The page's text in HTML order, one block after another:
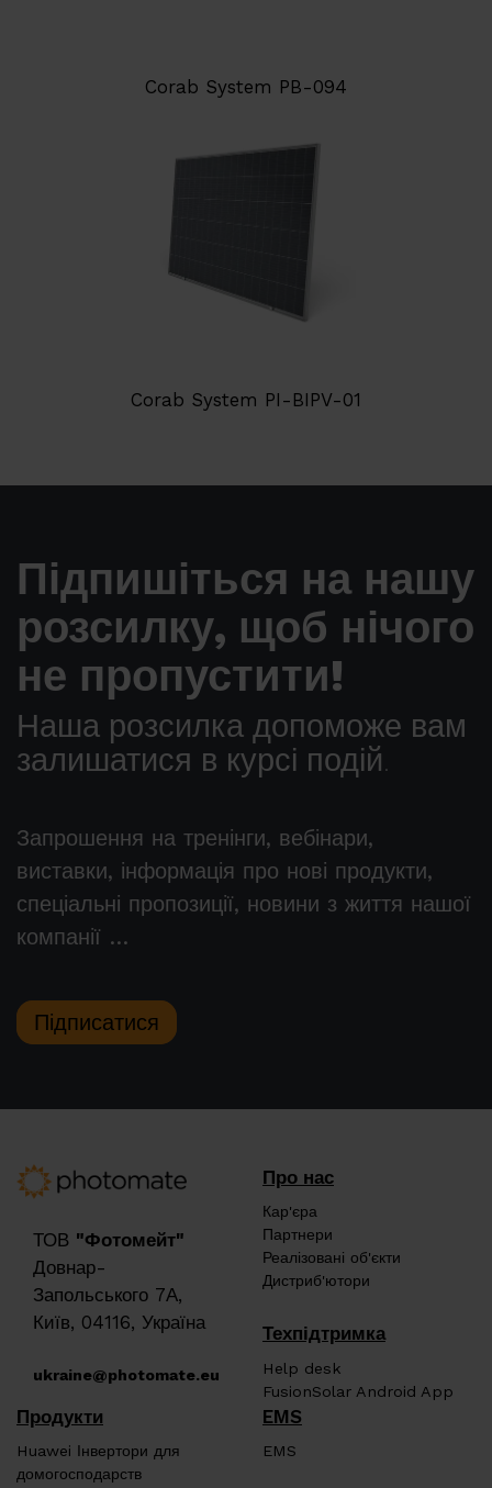
Corab System PB-094
Corab System PI-BIPV-01
Підпишіться на нашу
розсилку, щоб нічого
не пропустити!
Наша розсилка допоможе вам
залишатися в курсі подій.
Запрошення на тренінги, вебінари,
виставки, інформація про нові продукти,
спеціальні пропозиції, новини з життя нашої
компанії …
Підписатися
ТОВ "Фотомейт"
Довнар-
Запольського 7А,
Київ, 04116, Україна
ukraine@photomate.eu
Про нас
Кар'єра
Партнери
Реалізовані об'єкти
Дистриб'ютори
Техпідтримка
Help desk
FusionSolar Android App
Продукти
Huawei Інвертори для
домогосподарств
EMS
EMS